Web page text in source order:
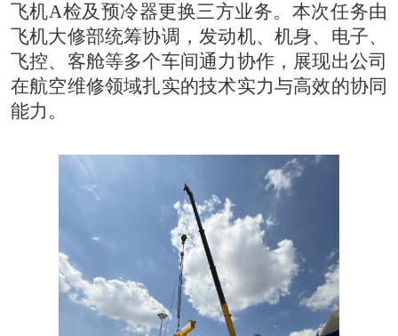
飞机A检及预冷器更换三方业务。本次任务由
飞机大修部统筹协调，发动机、机身、电子、
飞控、客舱等多个车间通力协作，展现出公司
在航空维修领域扎实的技术实力与高效的协同
能力。